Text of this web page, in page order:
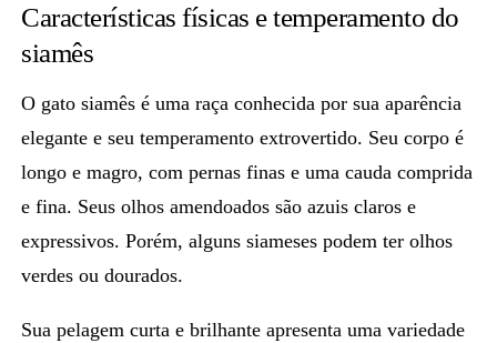
Características físicas e temperamento do
siamês
O gatosiamês é uma raça conhecida por sua aparência
elegante e seu temperamento extrovertido. Seu corpo é
longo e magro, com pernas finas e uma cauda comprida
e fina. Seus olhos amendoados são azuis claros e
expressivos. Porém, alguns siameses podem ter olhos
verdes ou dourados.
Sua pelagem curta e brilhante apresenta uma variedade